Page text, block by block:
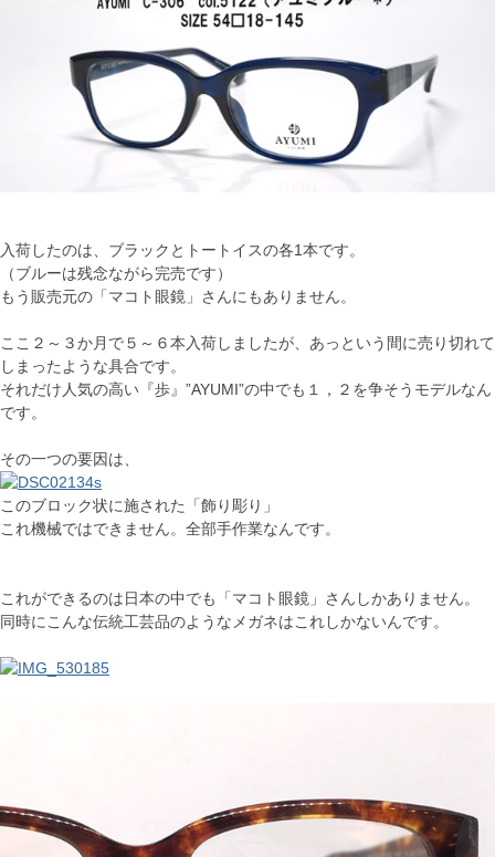
入荷したのは、ブラックとトートイスの各1本です。
（ブルーは残念ながら完売です）
もう販売元の「マコト眼鏡」さんにもありません。
ここ２～３か月で５～６本入荷しましたが、あっという間に売り切れて
しまったような具合です。
それだけ人気の高い『歩』”AYUMI”の中でも１，２を争そうモデルなん
です。
その一つの要因は、
このブロック状に施された「飾り彫り」
これ機械ではできません。全部手作業なんです。
これができるのは日本の中でも「マコト眼鏡」さんしかありません。
同時にこんな伝統工芸品のようなメガネはこれしかないんです。